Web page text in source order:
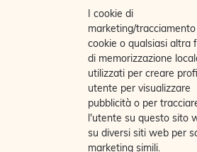
I cookie di
marketing/
cookie o qualsiasi altra
di memorizzazione
utilizzati per creare
utente per visualizzare
pubblicità o per
l'utente su questo sito
su diversi siti web per
marketing simili.